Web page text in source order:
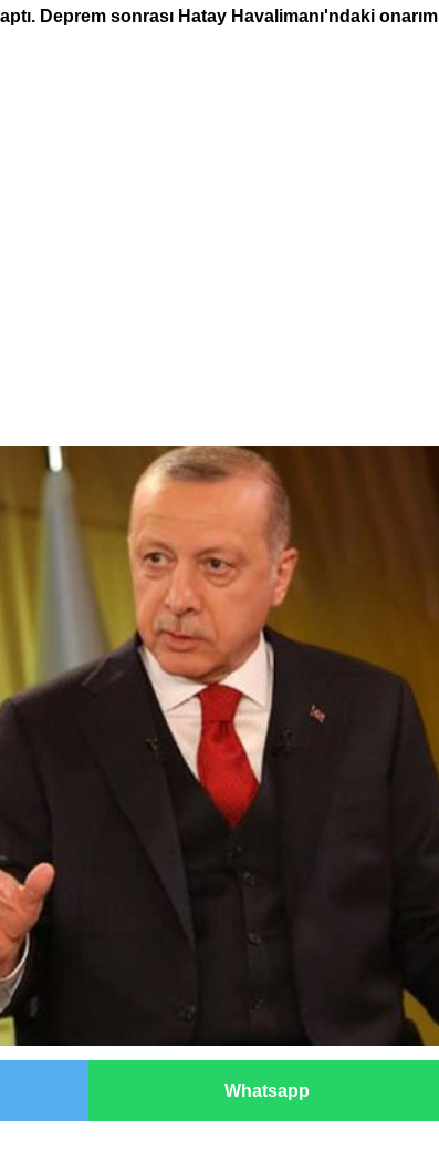
Deprem sonrası Hatay Havalimanı'ndaki onarım
Whatsapp